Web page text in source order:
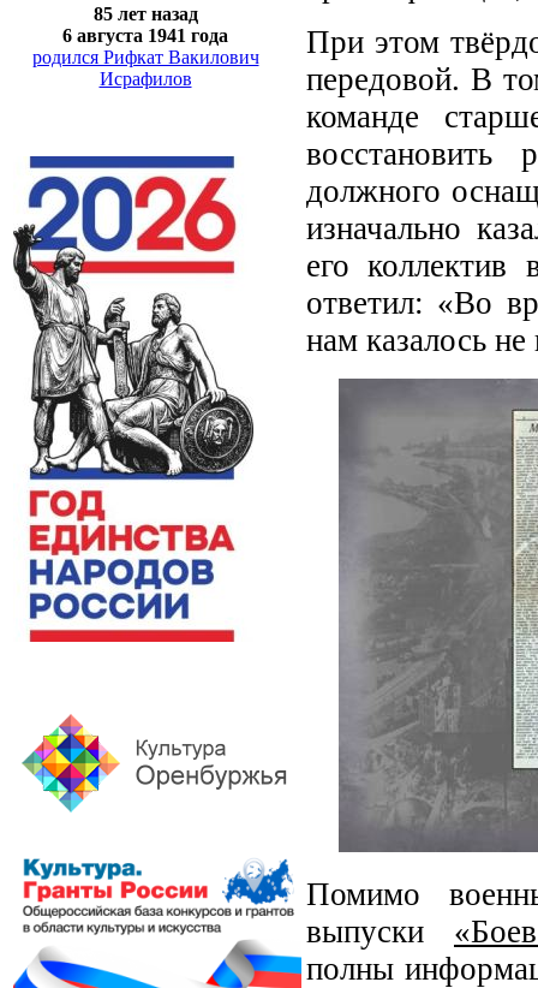
85 лет назад
6 августа 1941 года
родился Рифкат Вакилович
Исрафилов
При этом
передовой. В
команде
восстановить
должного
изначально
его коллектив
ответил: «Во
нам казалось
Помимо
выпуски
полны